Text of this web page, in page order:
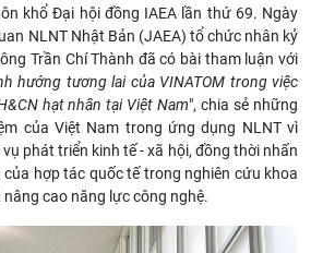
khổ Đại hội đồng IAEA lần thứ 69. Ngày
NLNT Nhật Bản (JAEA) tổ chức nhân kỷ
Trần Chí Thành đã có bài tham luận với
hướng tương lai của VINATOM trong việc
hạt nhân tại Việt Nam", chia sẻ những
của Việt Nam trong ứng dụng NLNT vì
phát triển kinh tế - xã hội, đồng thời nhấn
hợp tác quốc tế trong nghiên cứu khoa
cao năng lực công nghệ.